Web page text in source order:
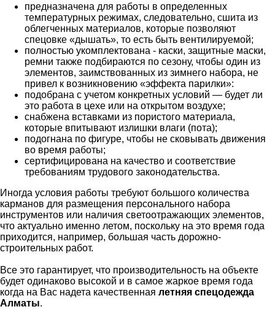
предназначена для работы в определенных
температурных режимах, следовательно, сшита из
облегченных материалов, которые позволяют
спецовке «дышать», то есть быть вентилируемой;
полностью укомплектована - каски, защитные маски,
ремни также подбираются по сезону, чтобы один из
элементов, заимствованных из зимнего набора, не
привел к возникновению «эффекта парилки»:
подобрана с учетом конкретных условий — будет ли
это работа в цехе или на открытом воздухе;
снабжена вставками из пористого материала,
которые впитывают излишки влаги (пота);
подогнана по фигуре, чтобы не сковывать движения
во время работы;
сертифицирована на качество и соответствие
требованиям трудового законодательства.
Иногда условия работы требуют большого количества
карманов для размещения персонального набора
инструментов или наличия светоотражающих элементов,
что актуально именно летом, поскольку на это время года
приходится, например, большая часть дорожно-
строительных работ.
Все это гарантирует, что производительность на объекте
будет одинаково высокой и в самое жаркое время года
когда на Вас надета качественная летняя спецодежда
Алматы.